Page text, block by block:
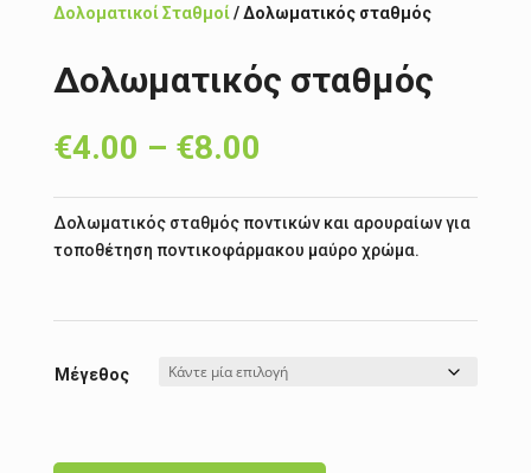
Δολοματικοί Σταθμοί/ Δολωματικός σταθμός
Δολωματικός σταθμός
€4.00 – €8.00
€4.00
through
€8.00
Δολωματικός σταθμός ποντικών και αρουραίων για
τοποθέτηση ποντικοφάρμακου μαύρο χρώμα.
Μέγεθος